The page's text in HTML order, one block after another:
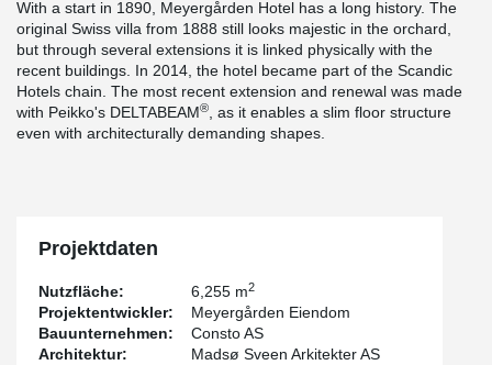
With a start in 1890, Meyergården Hotel has a long history. The
original Swiss villa from 1888 still looks majestic in the orchard,
but through several extensions it is linked physically with the
recent buildings. In 2014, the hotel became part of the Scandic
Hotels chain. The most recent extension and renewal was made
with Peikko's DELTABEAM®
, as it enables a slim floor structure
even with architecturally demanding shapes.
Projektdaten
Nutzfläche: 6,255 m2
Projektentwickler:
Meyergården Eiendom
Bauunternehmen:
Consto AS
Architektur:
Madsø Sveen Arkitekter AS